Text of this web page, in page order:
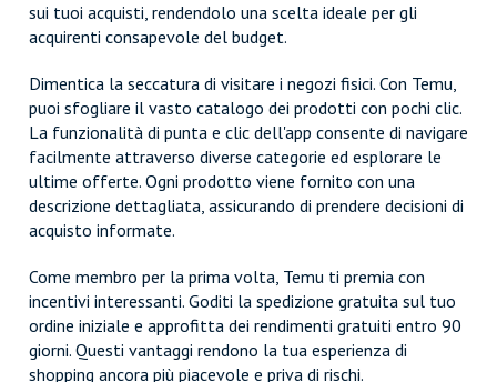
sui tuoi acquisti, rendendolo una scelta ideale per gli
acquirenti consapevole del budget.
Dimentica la seccatura di visitare i negozi fisici. Con Temu,
puoi sfogliare il vasto catalogo dei prodotti con pochi clic.
La funzionalità di punta e clic dell'app consente di navigare
facilmente attraverso diverse categorie ed esplorare le
ultime offerte. Ogni prodotto viene fornito con una
descrizione dettagliata, assicurando di prendere decisioni di
acquisto informate.
Come membro per la prima volta, Temu ti premia con
incentivi interessanti. Goditi la spedizione gratuita sul tuo
ordine iniziale e approfitta dei rendimenti gratuiti entro 90
giorni. Questi vantaggi rendono la tua esperienza di
shopping ancora più piacevole e priva di rischi.